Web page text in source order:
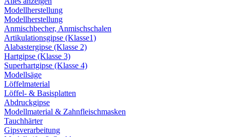
Modellherstellung
Modellherstellung
Anmischbecher, Anmischschalen
Artikulationsgipse (Klasse1)
Alabastergipse (Klasse 2)
Hartgipse (Klasse 3)
Superhartgipse (Klasse 4)
Modellsäge
Löffelmaterial
Löffel- & Basisplatten
Abdruckgipse
Modellmaterial & Zahnfleischmasken
Tauchhärter
Gipsverarbeitung